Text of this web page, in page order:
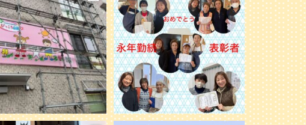
皆さんお楽しみに〜
...
26 0
今年もよろしくお願いします
41 1